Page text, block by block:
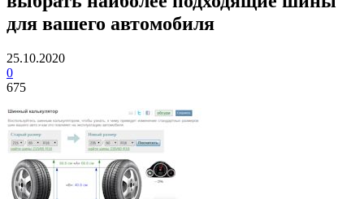
для вашего автомобиля
25.10.2020
0
675